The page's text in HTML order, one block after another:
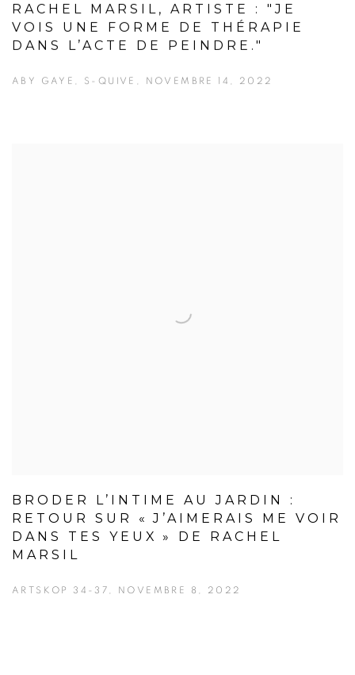
RACHEL MARSIL, ARTISTE : "JE
VOIS UNE FORME DE THÉRAPIE
DANS L’ACTE DE PEINDRE."
ABY GAYE, S-QUIVE, NOVEMBRE 14, 2022
BRODER L’INTIME AU JARDIN :
RETOUR SUR « J’AIMERAIS ME VOIR
DANS TES YEUX » DE RACHEL
MARSIL
ARTSKOP 34-37, NOVEMBRE 8, 2022